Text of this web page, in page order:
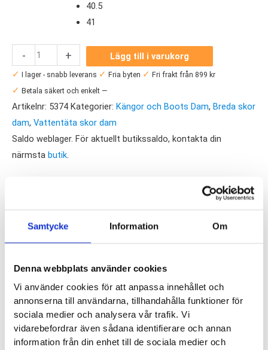
Samtycke Information Om
Denna webbplats använder cookies
Vi använder cookies för att anpassa innehållet och
annonserna till användarna, tillhandahålla funktioner för
sociala medier och analysera vår trafik. Vi
vidarebefordrar även sådana identifierare och annan
information från din enhet till de sociala medier och
40.5
41
-
Balance
+
Lägg till i varukorg
✓ I lager - snabb leverans ✓ Fria byten ✓ Fri frakt från 899 kr
✓ Betala säkert och enkelt —
Artikelnr: 5374 Kategorier: Kängor och Boots Dam, Breda skor
dam, Vattentäta skor dam
Saldo weblager. För aktuellt butikssaldo, kontakta din
närmsta butik.
New Balance Hierro Hiker GORE-TEX Wide ger behaglig
stötdämpning och ett vattentätt membran. Det är en perfekt
Lika fint som den skyddar dig i skog och mark ger den fint
avlastande dämpning på asfalt och hårdare underlag. Med
New Blance Fresh Foam X som dämpande material i
mellansulan och en grövre yttersula är du redo för både långa
och korta turer.